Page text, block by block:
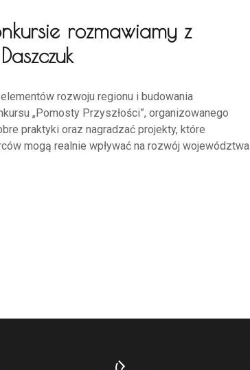
rozmawiamy z
rozwoju regionu i budowania
„Pomosty Przyszłości”, organizowanego
praktyki oraz nagradzać projekty, które
mogą realnie wpływać na rozwój województwa